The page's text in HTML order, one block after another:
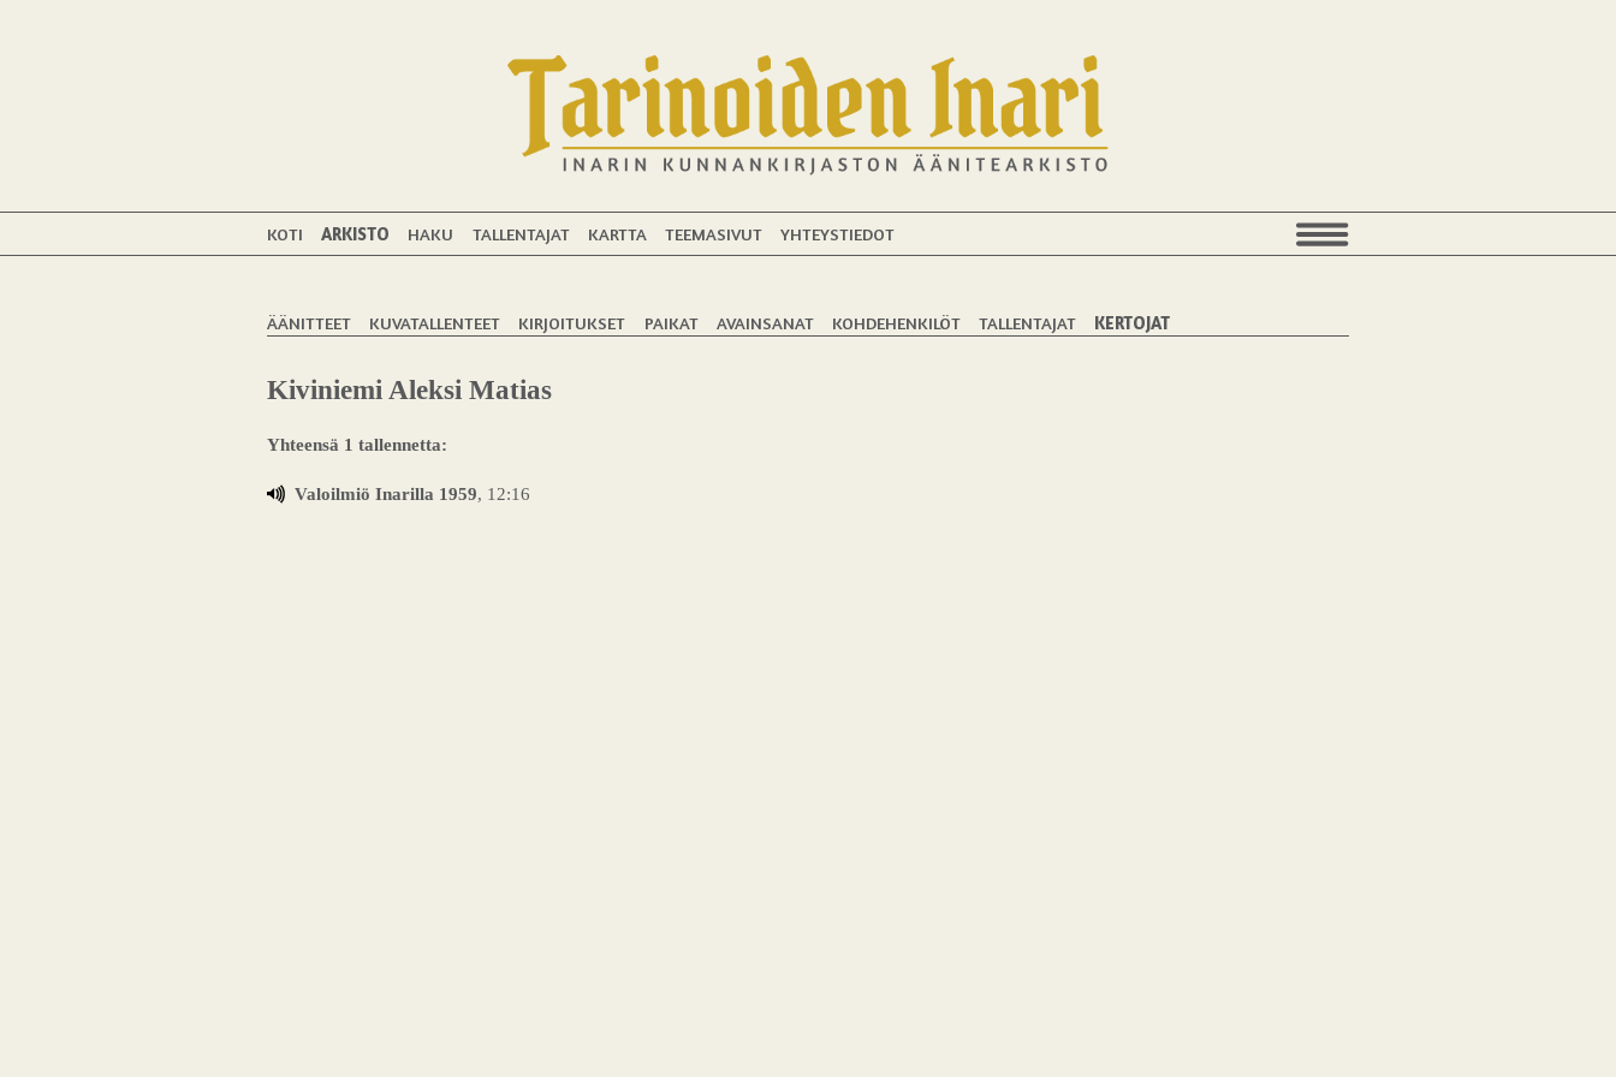
KOTI ARKISTO HAKU TALLENTAJAT KARTTA TEEMASIVUT YHTEYSTIEDOT
ÄÄNITTEET KUVATALLENTEET KIRJOITUKSET PAIKAT AVAINSANAT KOHDEHENKILÖT TALLENTAJAT KERTOJAT
Kiviniemi Aleksi Matias
Yhteensä 1 tallennetta:
Valoilmiö Inarilla 1959, 12:16